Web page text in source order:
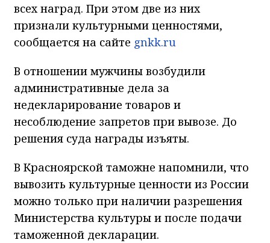
всех наград. При этом две из них
признали культурными ценностями,
сообщается на сайте gnkk.ru
В отношении мужчины возбудили
административные дела за
недекларирование товаров и
несоблюдение запретов при вывозе. До
решения суда награды изъяты.
В Красноярской таможне напомнили, что
вывозить культурные ценности из России
можно только при наличии разрешения
Министерства культуры и после подачи
таможенной декларации.